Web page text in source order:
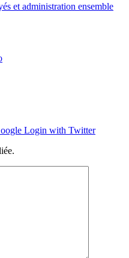
et administration ensemble
Login with Twitter